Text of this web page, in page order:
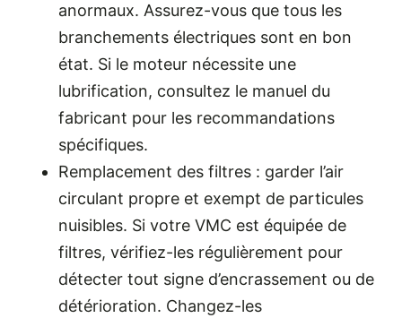
anormaux. Assurez-vous que tous les
branchements électriques sont en bon
état. Si le moteur nécessite une
lubrification, consultez le manuel du
fabricant pour les recommandations
spécifiques.
Remplacement des filtres : garder l’air
circulant propre et exempt de particules
nuisibles. Si votre VMC est équipée de
filtres, vérifiez-les régulièrement pour
détecter tout signe d’encrassement ou de
détérioration. Changez-les